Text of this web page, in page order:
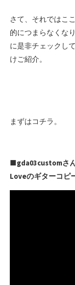
さて、それではこ
的につまらなくな
に是非チェックし
けご紹介。
まずはコチラ。
■gda03customさ
Loveのギターコピ